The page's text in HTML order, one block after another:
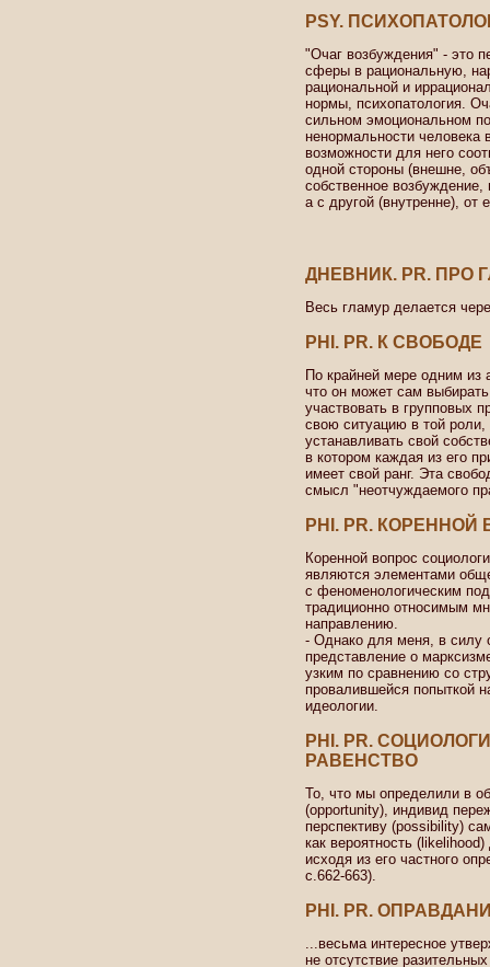
PSY.
"Очаг возбуждения" - это
сферы в рациональную,
рациональной и
нормы, психопатология.
сильном эмоциональном
ненормальности человека
возможности для него
одной стороны (внешне,
собственное
а с другой (внутренне), от
ДНЕВНИК. PR. ПРО
Весь гламур делается
PHI. PR. К СВОБОДЕ
По крайней мере одним из
что он может сам
участвовать в групповых
свою ситуацию в той
устанавливать свой
в котором каждая из его
имеет свой ранг. Эта
смысл "неотчуждаемого
PHI. PR. КОРЕННОЙ
Коренной вопрос
являются элементами
с феноменологическим
традиционно относимым
направлению.
- Однако для меня, в силу
представление о
узким по сравнению со
провалившейся попыткой
идеологии.
PHI. PR.
РАВЕНСТВО
То, что мы определили в
(opportunity), индивид
перспективу (possibility)
как вероятность
исходя из его частного
с.662-663).
PHI. PR.
...весьма интересное
не отсутствие